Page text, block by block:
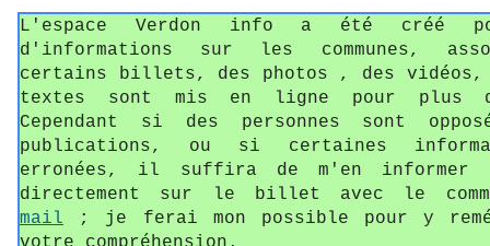
L'espace Verdon info a été créé
d'informations sur les communes,
certains billets, des photos , des vidéos,
textes sont mis en ligne pour plus
Cependant si des personnes sont
publications, ou si certaines
erronées, il suffira de m'en
directement sur le billet avec le
mail ; je ferai mon possible pour y